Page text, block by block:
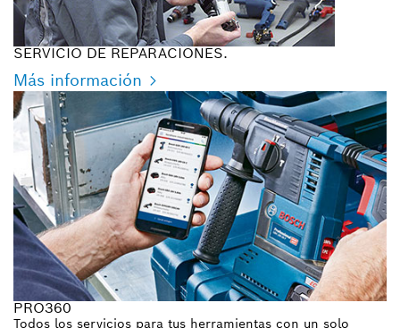
SERVICIO DE REPARACIONES.
Más información
PRO360
Todos los servicios para tus herramientas con un solo